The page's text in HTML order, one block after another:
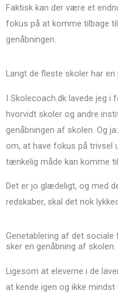
Faktisk kan der være et
fokus på at komme tilbage
genåbningen.
Langt de fleste skoler har
I Skolecoach.dk lavede jeg i
hvorvidt skoler og andre
genåbningen af skolen. Og
om, at have fokus på trivsel
tænkelig måde kan komme
Det er jo glædeligt, og med
redskaber, skal det nok
Genetablering af det
sker en genåbning af skolen.
Ligesom at eleverne i de
at kende igen og ikke